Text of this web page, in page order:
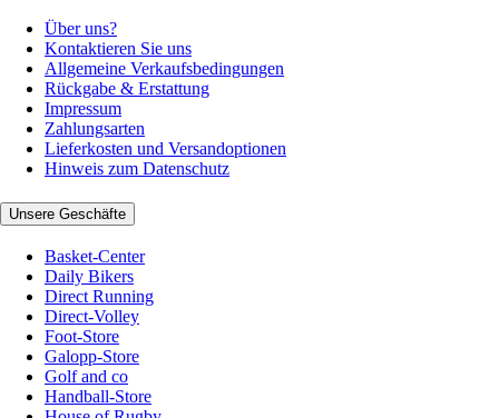
Über uns?
Kontaktieren Sie uns
Allgemeine Verkaufsbedingungen
Rückgabe & Erstattung
Impressum
Zahlungsarten
Lieferkosten und Versandoptionen
Hinweis zum Datenschutz
Unsere Geschäfte
Basket-Center
Daily Bikers
Direct Running
Direct-Volley
Foot-Store
Galopp-Store
Golf and co
Handball-Store